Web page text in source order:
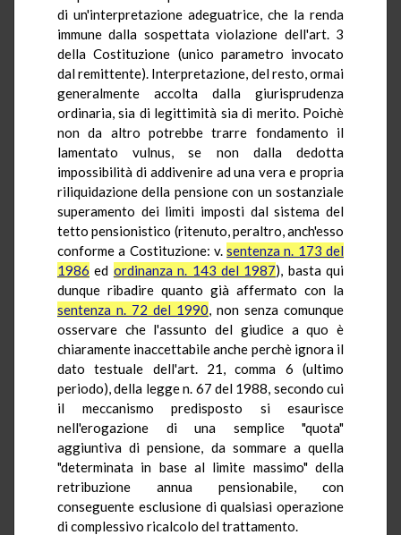
di un'interpretazione adeguatrice, che la renda
immune dalla sospettata violazione dell'art. 3
della Costituzione (unico parametro invocato
dal remittente). Interpretazione, del resto, ormai
generalmente accolta dalla giurisprudenza
ordinaria, sia di legittimità sia di merito. Poichè
non da altro potrebbe trarre fondamento il
lamentato vulnus, se non dalla dedotta
impossibilità di addivenire ad una vera e propria
riliquidazione della pensione con un sostanziale
superamento dei limiti imposti dal sistema del
tetto pensionistico (ritenuto, peraltro, anch'esso
conforme a Costituzione: v.sentenza n. 173 del
1986 ed ordinanza n. 143 del 1987), basta qui
dunque ribadire quanto già affermato con la
sentenza n. 72 del 1990, non senza comunque
osservare che l'assunto del giudice a quo è
chiaramente inaccettabile anche perchè ignora il
dato testuale dell'art. 21, comma 6 (ultimo
periodo), della legge n. 67 del 1988, secondo cui
il meccanismo predisposto si esaurisce
nell'erogazione di una semplice "quota"
aggiuntiva di pensione, da sommare a quella
"determinata in base al limite massimo" della
retribuzione annua pensionabile, con
conseguente esclusione di qualsiasi operazione
di complessivo ricalcolo del trattamento.